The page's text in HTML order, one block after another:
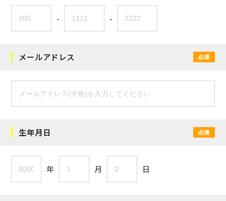
- -
メールアドレス 必須
生年月日 必須
年 月 日